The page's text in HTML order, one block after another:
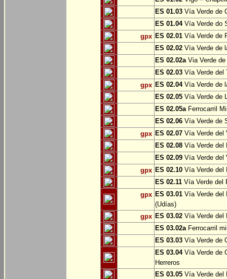
ES 01.03 Vía Verde de
ES 01.04Vía Verde do
gpx ES 02.01 Vía Verde de
ES 02.02 Vía Verde de
ES 02.02aVia Verde de
ES 02.03 Vía Verde del
gpx ES 02.04Vía Verde de
ES 02.05 Vía Verde de
ES 02.05aFerrocarril
ES 02.06 Vía Verde de
gpx ES 02.07 Vía Verde del
ES 02.08 Vía Verde del
ES 02.09 Vía Verde del
gpx ES 02.10 Vía Verde del
ES 02.11 Vía Verde del
gpx ES 03.01 Vía Verde del
(Udías)
gpx ES 03.02 Vía Verde del
ES 03.02aFerrocarril
ES 03.03 Vía Verde de
ES 03.04Vía Verde de
Herreros
ES 03.05 Vía Verde del